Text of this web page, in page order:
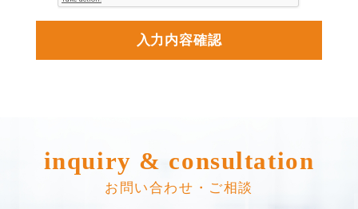
入力内容確認
inquiry & consultation
お問い合わせ・ご相談